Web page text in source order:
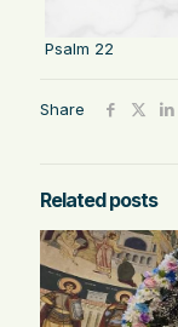
Psalm 22
Share
Related posts